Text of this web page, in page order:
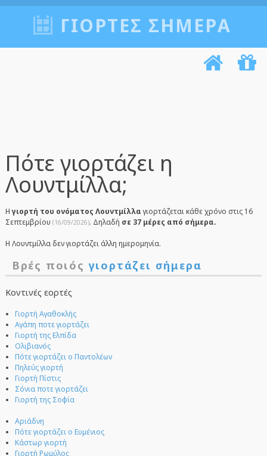
ΓΙΟΡΤΈΣ ΣΉΜΕΡΑ
Πότε γιορτάζει η
Λουντμίλλα;
Η γιορτή του ονόματος Λουντμίλλαγιορτάζεται κάθε χρόνο στις 16
Σεπτεμβρίου (16/09/2026). Δηλαδή σε 37 μέρες από σήμερα.
Η Λουντμίλλα δεν γιορτάζει άλλη ημερομηνία.
Βρές ποιόςγιορτάζει σήμερα
Κοντινές εορτές
Γιορτή Αγαθοκλής
Αγάπη ποτε γιορτάζει
Γιορτή της Ελπίδα
Ολιβιανός
Πότε γιορτάζει ο Παντολέων
Πηλεύς γιορτή
Γιορτή Πίστις
Σόνια ποτε γιορτάζει
Γιορτή της Σοφία
Αριάδνη
Πότε γιορτάζει ο Ευμένιος
Κάστωρ γιορτή
Γιορτή Ρωμύλος